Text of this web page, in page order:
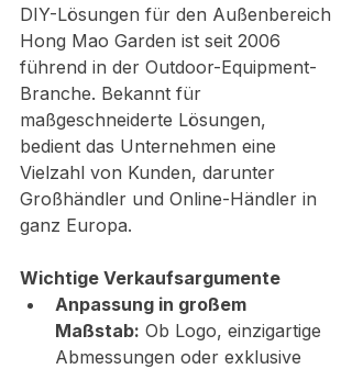
DIY-Lösungen für den Außenbereich
Hong Mao Garden ist seit 2006
führend in der Outdoor-Equipment-
Branche. Bekannt für
maßgeschneiderte Lösungen,
bedient das Unternehmen eine
Vielzahl von Kunden, darunter
Großhändler und Online-Händler in
ganz Europa.
Wichtige Verkaufsargumente
Anpassung in großem
Maßstab: Ob Logo, einzigartige
Abmessungen oder exklusive